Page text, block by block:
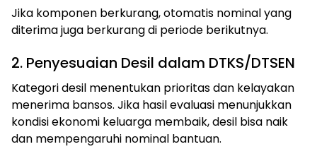
Jika komponen berkurang, otomatis nominal yang
diterima juga berkurang di periode berikutnya.
2. Penyesuaian Desil dalam DTKS/DTSEN
Kategori desil menentukan prioritas dan kelayakan
menerima bansos. Jika hasil evaluasi menunjukkan
kondisi ekonomi keluarga membaik, desil bisa naik
dan mempengaruhi nominal bantuan.